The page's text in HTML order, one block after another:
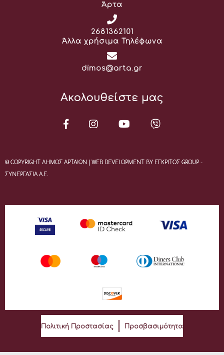
Άρτα
Τηλέφωνο:
2681362101
Άλλα χρήσιμα Τηλέφωνα
Email:
dimos@arta.gr
Ακολουθείστε μας
© COPYRIGHT ΔΗΜΟΣ ΑΡΤΑΙΩΝ | WEB DEVELOPMENT BY ΕΓΚΡΙΤΟΣ GROUP -
ΣΥΝΕΡΓΑΣΙΑ Α.Ε.
Πολιτική Προστασίας Προσβασιμότητα